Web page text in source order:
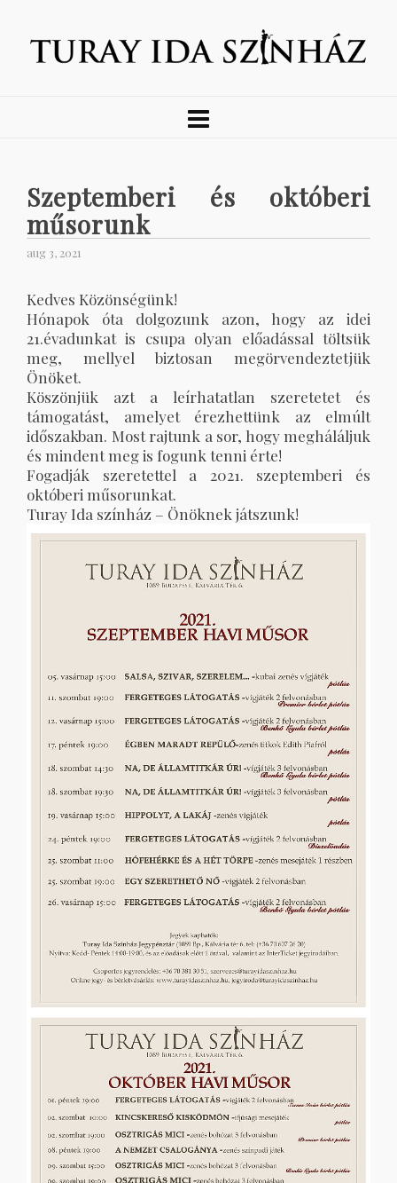
Szeptemberi és októberi
műsorunk
aug 3, 2021
Kedves Közönségünk!
Hónapok óta dolgozunk azon, hogy az idei
21.évadunkat is csupa olyan előadással töltsük
meg, mellyel biztosan megörvendeztetjük
Önöket.
Köszönjük azt a leírhatatlan szeretetet és
támogatást, amelyet érezhettünk az elmúlt
időszakban. Most rajtunk a sor, hogy megháláljuk
és mindent meg is fogunk tenni érte!
Fogadják szeretettel a 2021. szeptemberi és
októberi műsorunkat.
Turay Ida színház – Önöknek játszunk!